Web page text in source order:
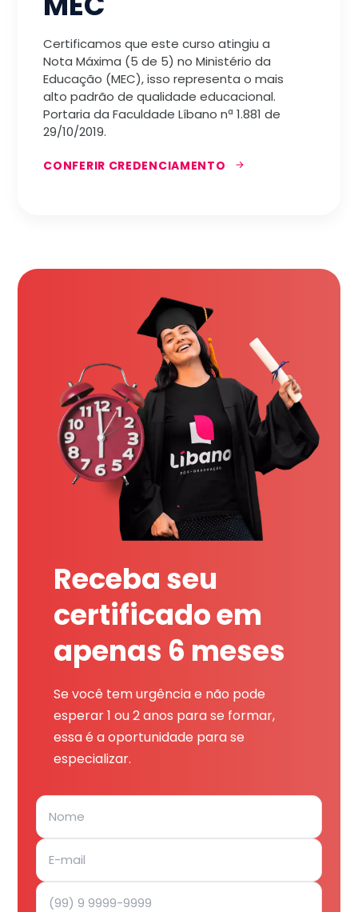
Certificamos que este curso atingiu a
Nota Máxima (5 de 5) no Ministério da
Educação (MEC), isso representa o mais
alto padrão de qualidade educacional.
Portaria da Faculdade Líbano nª 1.881 de
29/10/2019.
CONFERIR CREDENCIAMENTO
Receba seu
certificado em
apenas 6 meses
Se você tem urgência e não pode
esperar 1 ou 2 anos para se formar,
essa é a oportunidade para se
especializar.